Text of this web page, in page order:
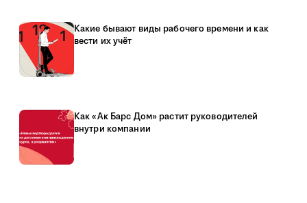
Какие бывают виды рабочего времени и как
вести их учёт
Как «Ак Барс Дом» растит руководителей
внутри компании